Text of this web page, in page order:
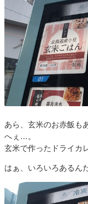
あら、玄米のお赤飯も
へぇ…。
玄米で作ったドライカ
はぁ、いろいろあるん